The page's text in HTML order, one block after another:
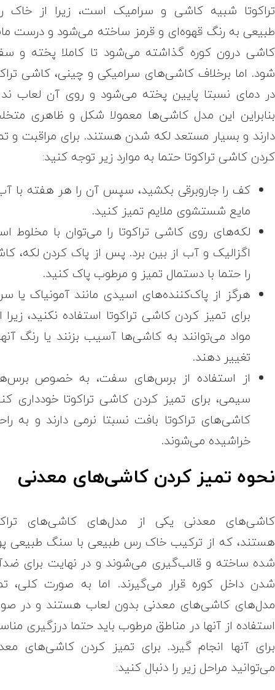
تراکوتا شبیه کاشی و سرامیک است، زیرا از
طبیعی به رنگ قهوه‌ای و قرمز ساخته می‌شود و درست
کاشی درون کوره گذاشته می‌شود تا کاملا پخته و
شود. اما برخلاف کاشی‌های سرامیکی و چینی، کاشی
در دمای نسبتا پایین پخته می‌شود و روی آن لعاب
بنابراین این مدل کاشی‌ها معمولا شکل و ظاهری
دارند و بسیار مستعد لکه شدن هستند. برای مراقبت و
کردن کاشی تراکوتا حتما به موارد زیر توجه کنید:
کف را جاروبرقی بکشید، سپس آن را هر هفته با
مایع شستشوی ملایم تمیز کنید.
لکه‌های روی کاشی تراکوتا را می‌توان با مخلوط
اگزالیک و آب از بین برد. پس از پاک کردن لکه،
را حتما با دستمال تمیز و مرطوب پاک کنید.
هرگز از پاک‌کننده‌های اسیدی مانند آمونیاک یا
برای تمیز کردن کاشی تراکوتا استفاده نکنید، زیرا
مواد می‌توانند به کاشی‌ها آسیب بزنند یا رنگ
تغییر دهند.
از استفاده از برس‌های سفت، به خصوص
سیمی، برای تمیز کردن کاشی تراکوتا خودداری
کاشی‌های تراکوتا بافت نسبتا نرمی دارند و به
خراشیده می‌شوند.
نحوه تمیز کردن کاشی‌های معدنی
کاشی‌های معدنی یکی از مدل‌های کاشی‌های
هستند، که از ترکیب خاک رس طبیعی با سنگ طبیعی
شده ساخته و قالب‌گیری می‌شوند و در نهایت برای
شدن داخل کوره قرار می‌گیرند. اما به صورت کلی،
مدل‌های کاشی‌های معدنی بدون لعاب هستند و در
استفاده از آنها در مناطق مرطوب باید حتما درزگیری
برای آنها انجام گیرد. برای تمیز کردن کاشی‌های
می‌توانید مراحل زیر را دنبال کنید: